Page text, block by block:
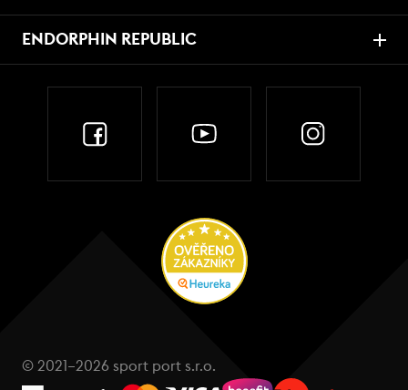
ENDORPHIN REPUBLIC
© 2021–2026 sport port s.r.o.